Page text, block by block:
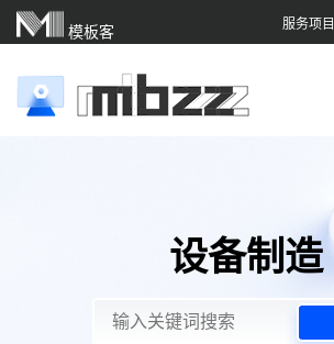
模板客 服务项目
设备制造